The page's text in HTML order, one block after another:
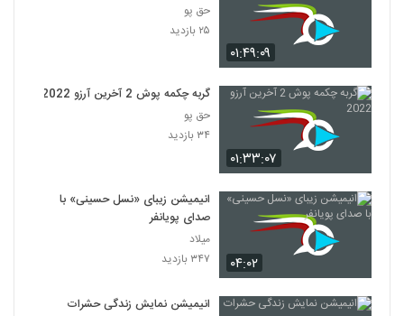
۰۱:۴۹:۰۹
حق پو
۲۵ بازدید
۰۱:۳۳:۰۷
گربه چکمه پوش 2 آخرین آرزو 2022
حق پو
۳۴ بازدید
۰۴:۰۲
انیمیشن زیبای «نسل حسینی» با
صدای پویانفر
میلاد
۳۴۷ بازدید
انیمیشن نمایش زندگی حشرات